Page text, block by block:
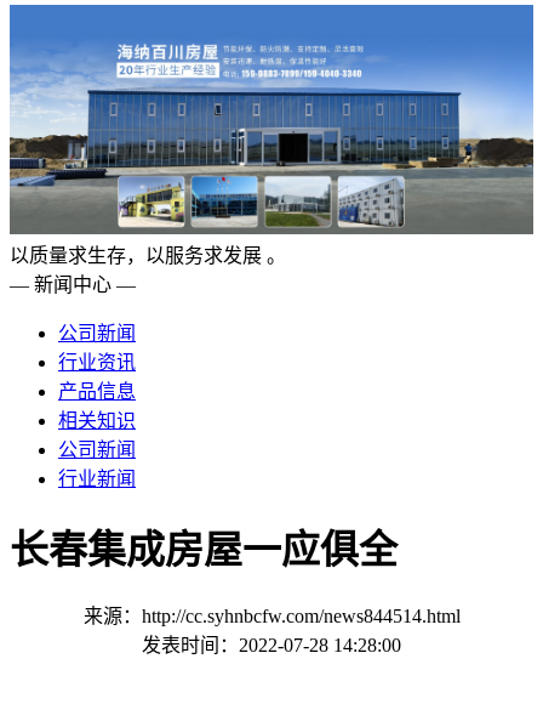
以质量求生存，以服务求发展 。
— 新闻中心 —
公司新闻
行业资讯
产品信息
相关知识
公司新闻
行业新闻
长春集成房屋一应俱全
来源：http://cc.syhnbcfw.com/news844514.html
发表时间：2022-07-28 14:28:00